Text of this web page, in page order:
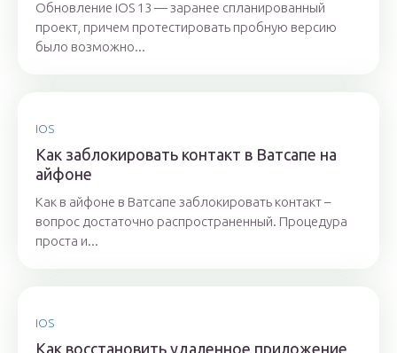
Обновление iOS 13 — заранее спланированный
проект, причем протестировать пробную версию
было возможно...
IOS
Как заблокировать контакт в Ватсапе на
айфоне
Как в айфоне в Ватсапе заблокировать контакт –
вопрос достаточно распространенный. Процедура
проста и...
IOS
Как восстановить удаленное приложение